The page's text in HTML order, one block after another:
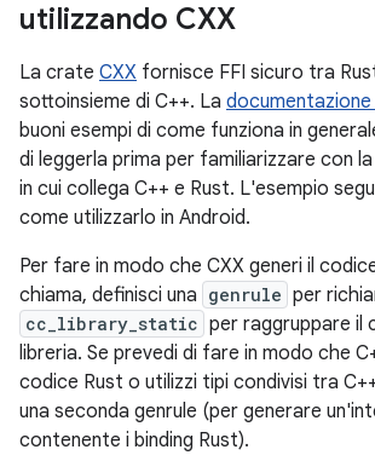
utilizzando CXX
La crate CXX fornisce FFI sicuro tra
sottoinsieme di C++. La documentazione
buoni esempi di come funziona in
di leggerla prima per familiarizzare con
in cui collega C++ e Rust. L'esempio
come utilizzarlo in Android.
Per fare in modo che CXX generi il
chiama, definisci una genrule per
cc_library_static per raggruppare il
libreria. Se prevedi di fare in modo che
codice Rust o utilizzi tipi condivisi tra
una seconda genrule (per generare
contenente i binding Rust).